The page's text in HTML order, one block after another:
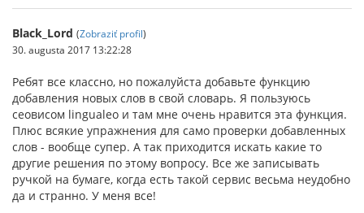
Black_Lord (Zobraziť profil)
30. augusta 2017 13:22:28
Ребят все классно, но пожалуйста добавьте функцию
добавления новых слов в свой словарь. Я пользуюсь
сеовисом lingualeo и там мне очень нравится эта функция.
Плюс всякие упражнения для само проверки добавленных
слов - вообще супер. А так приходится искать какие то
другие решения по этому вопросу. Все же записывать
ручкой на бумаге, когда есть такой сервис весьма неудобно
да и странно. У меня все!